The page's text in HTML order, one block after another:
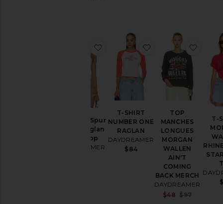
Saddle & Spur
Motel Raglan
Tank Top
DAYDREAMER
ajouter aux préférésSaddle &
T-SHIRT
NUMBER ONE
RAGLAN
DAYDREAMER
$84
ajouter aux
TOP
MANCHES
LONGUES
MORGAN
WALLEN
AIN'T
COMING
BACK MERCH
DAYDREAMER
$48 $97
T-